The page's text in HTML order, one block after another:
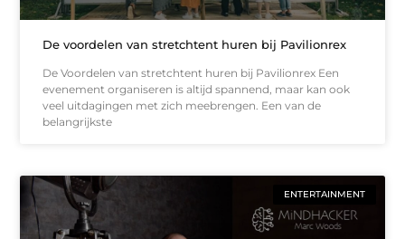
De voordelen van stretchtent huren bij Pavilionrex
De Voordelen van stretchtent huren bij Pavilionrex Een
evenement organiseren is altijd spannend, maar kan ook
veel uitdagingen met zich meebrengen. Een van de
belangrijkste
ENTERTAINMENT